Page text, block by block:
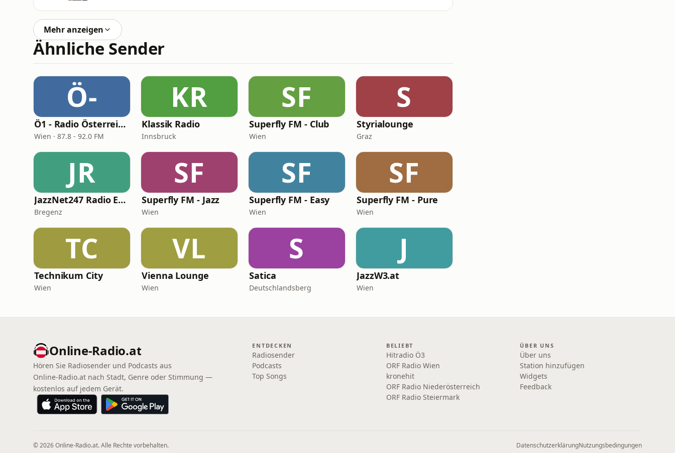
Mehr anzeigen
Ähnliche Sender
Ö-
Ö1 - Radio Österreich 1
Wien · 87.8 - 92.0 FM
KR
Klassik Radio
Innsbruck
SF
Superfly FM - Club
Wien
S
Styrialounge
Graz
JR
JazzNet247 Radio Europe
Bregenz
SF
Superfly FM - Jazz
Wien
SF
Superfly FM - Easy
Wien
SF
Superfly FM - Pure
Wien
TC
Technikum City
Wien
VL
Vienna Lounge
Wien
S
Satica
Deutschlandsberg
J
JazzW3.at
Wien
Online‑Radio.at
Hören Sie Radiosender und Podcasts aus
Online‑Radio.at nach Stadt, Genre oder Stimmung —
kostenlos auf jedem Gerät.
ENTDECKEN
Radiosender
Podcasts
Top Songs
BELIEBT
Hitradio Ö3
ORF Radio Wien
kronehit
ORF Radio Niederösterreich
ORF Radio Steiermark
ÜBER UNS
Über uns
Station hinzufügen
Widgets
Feedback
© 2026 Online‑Radio.at. Alle Rechte vorbehalten. DatenschutzerklärungNutzungsbedingungen